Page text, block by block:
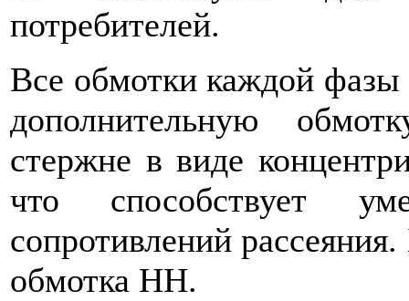
потребителей.
Все обмотки каждой фазы
дополнительную
стержне в виде
что способствует
сопротивлений
обмотка НН.